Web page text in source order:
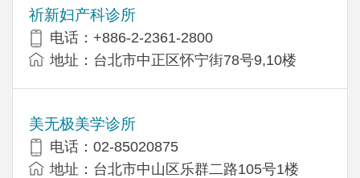
祈新妇产科诊所
电话：+886-2-2361-2800
地址：台北市中正区怀宁街78号9,10楼
美无极美学诊所
电话：02-85020875
地址：台北市中山区乐群二路105号1楼